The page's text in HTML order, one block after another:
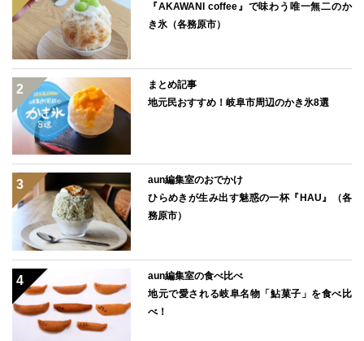
『AKAWANI coffee』で味わう唯一無二のか
き氷（各務原市）
まとめ記事
地元民おすすめ！岐阜市周辺のかき氷8選
aun編集室のおでかけ
ひらめきが生み出す魅惑の一杯『HAU』（各
務原市）
aun編集室の食べ比べ
地元で愛される岐阜名物「鮎菓子」を食べ比
べ！